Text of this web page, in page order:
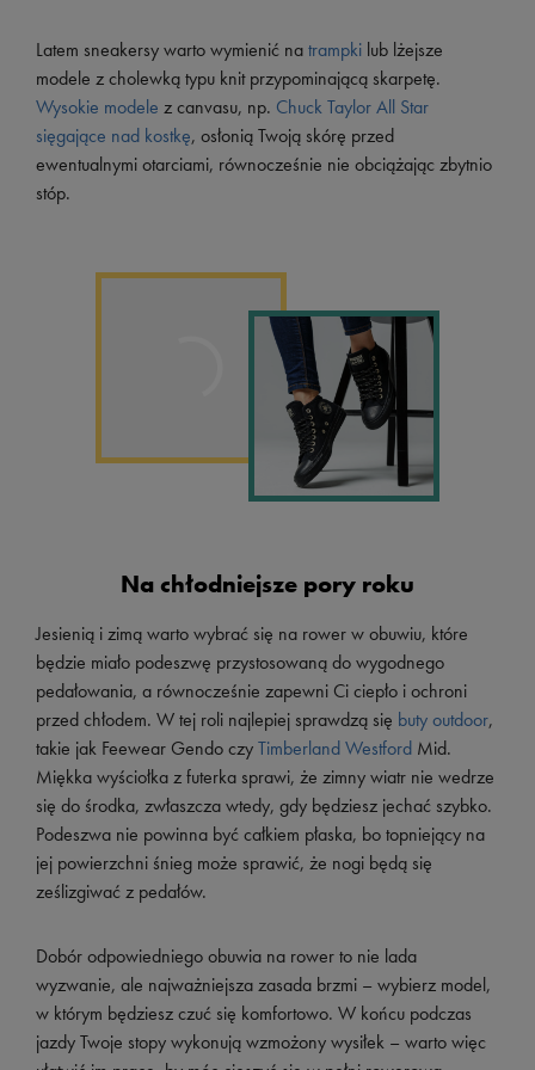
Latem sneakersy warto wymienić natrampki lub lżejsze
modele z cholewką typu knit przypominającą skarpetę.
Wysokie modele z canvasu, np. Chuck Taylor All Star
sięgające nad kostkę, osłonią Twoją skórę przed
ewentualnymi otarciami, równocześnie nie obciążając zbytnio
stóp.
Na chłodniejsze pory roku
Jesienią i zimą warto wybrać się na rower w obuwiu, które
będzie miało podeszwę przystosowaną do wygodnego
pedałowania, a równocześnie zapewni Ci ciepło i ochroni
przed chłodem. W tej roli najlepiej sprawdzą się buty outdoor,
takie jak Feewear Gendo czyTimberland Westford Mid.
Miękka wyściołka z futerka sprawi, że zimny wiatr nie wedrze
się do środka, zwłaszcza wtedy, gdy będziesz jechać szybko.
Podeszwa nie powinna być całkiem płaska, bo topniejący na
jej powierzchni śnieg może sprawić, że nogi będą się
ześlizgiwać z pedałów.
Dobór odpowiedniego obuwia na rower to nie lada
wyzwanie, ale najważniejsza zasada brzmi – wybierz model,
w którym będziesz czuć się komfortowo. W końcu podczas
jazdy Twoje stopy wykonują wzmożony wysiłek – warto więc